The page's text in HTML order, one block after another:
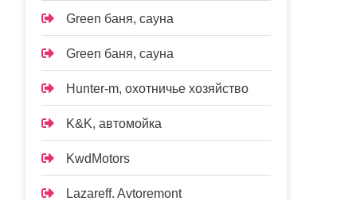
Green баня, сауна
Green баня, сауна
Hunter-m, охотничье хозяйство
K&K, автомойка
KwdMotors
Lazareff. Avtoremont